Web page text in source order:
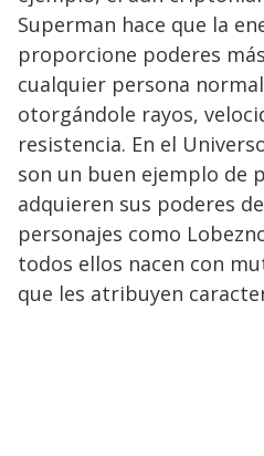
Superman hace que la
proporcione poderes
cualquier persona
otorgándole rayos,
resistencia. En el
son un buen ejemplo de
adquieren sus poderes
personajes como
todos ellos nacen con
que les atribuyen